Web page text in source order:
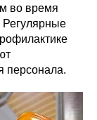
во время
Регулярные
персонала.